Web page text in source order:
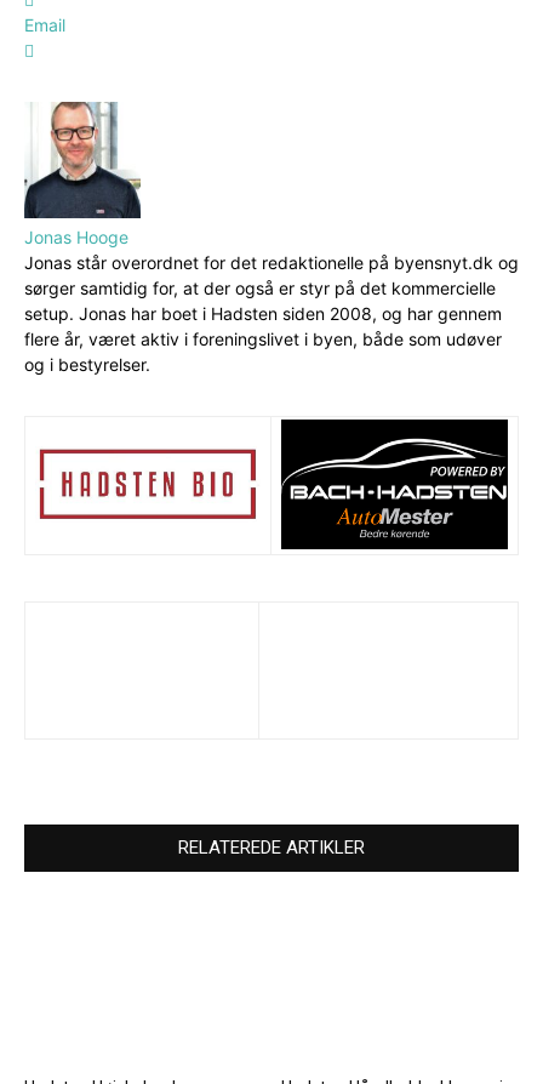
Email
Jonas Hooge
Jonas står overordnet for det redaktionelle på byensnyt.dk og
sørger samtidig for, at der også er styr på det kommercielle
setup. Jonas har boet i Hadsten siden 2008, og har gennem
flere år, været aktiv i foreningslivet i byen, både som udøver
og i bestyrelser.
RELATEREDE ARTIKLER